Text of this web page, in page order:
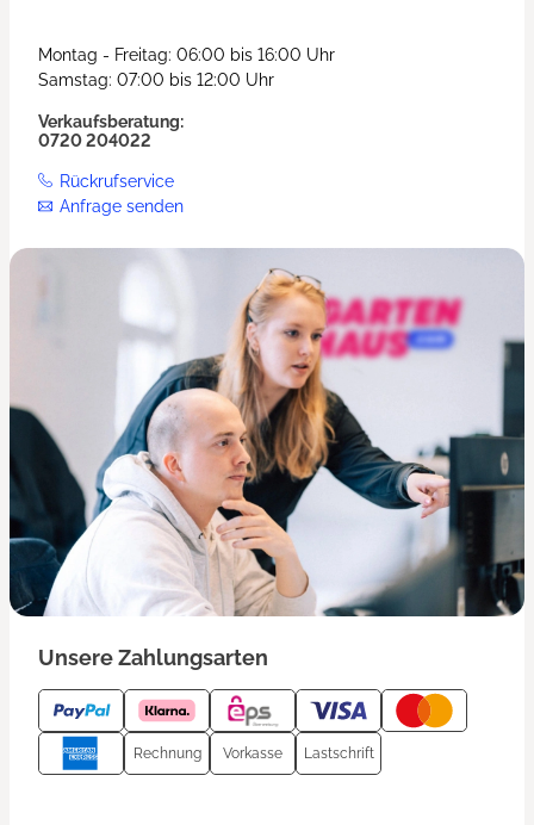
Montag - Freitag: 06:00 bis 16:00 Uhr
Samstag: 07:00 bis 12:00 Uhr
Verkaufsberatung:
0720 204022
Rückrufservice
Anfrage senden
Unsere Zahlungsarten
Rechnung Vorkasse Lastschrift